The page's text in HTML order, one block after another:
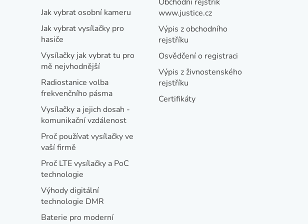
p
r
v
k
y
v
ý
p
i
s
u
í
Jak vybrat osobní kameru
Jak vybrat vysílačky pro
hasiče
Vysílačky jak vybrat tu pro
mě nejvhodnější
Radiostanice volba
frekvenčního pásma
Vysílačky a jejich dosah -
komunikační vzdálenost
Proč používat vysílačky ve
vaší firmě
Proč LTE vysílačky a PoC
technologie
Výhody digitální
technologie DMR
Baterie pro moderní
www.justice.cz
Výpis z obchodního
rejstříku
Osvědčení o registraci
Výpis z živnostenského
rejstříku
Certifikáty